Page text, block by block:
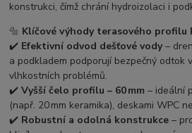
konstrukci, čímž chrání hydroizolaci i
🔩 Klíčové výhody terasového profilu
✔️ Efektivní odvod dešťové vody–
a podkladem podporují bezpečný odtok
vlhkostních problémů.
✔️Vyšší čelo profilu – 60 mm – ideální
(např. 20 mm keramika), deskami WPC
✔️ Robustní a odolná konstrukce –